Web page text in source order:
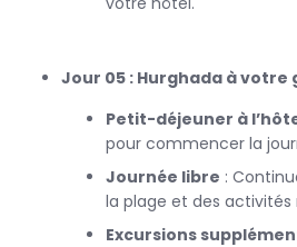
Jour 05 : Hurghada à votre
Petit-déjeuner à
pour commencer la
Journée libre :
la plage et des activités
Excursions